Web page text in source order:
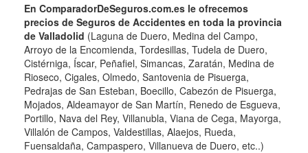
En ComparadorDeSeguros.com.es le ofrecemos
precios de Seguros de Accidentes en toda la provincia
de Valladolid (Laguna de Duero, Medina del Campo,
Arroyo de la Encomienda, Tordesillas, Tudela de Duero,
Cistérniga, Íscar, Peñafiel, Simancas, Zaratán, Medina de
Rioseco, Cigales, Olmedo, Santovenia de Pisuerga,
Pedrajas de San Esteban, Boecillo, Cabezón de Pisuerga,
Mojados, Aldeamayor de San Martín, Renedo de Esgueva,
Portillo, Nava del Rey, Villanubla, Viana de Cega, Mayorga,
Villalón de Campos, Valdestillas, Alaejos, Rueda,
Fuensaldaña, Campaspero, Villanueva de Duero, etc..)